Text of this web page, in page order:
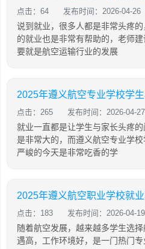
点击：64 发布时间：2026-04-26
说到就业，很多人都是非常头疼
的就业也是非常有帮助的，老师
要就是航空运输行业的发展
2025年遵义航空专业学校学
点击：265 发布时间：2026-04-27
就业一直都是让学生与家长头疼
是非常大的，而遵义航空专业学
严峻的今天是非常吃香的学
2025年遵义航空职业学校就
点击：183 发布时间：2026-04-19
随着航空发展，越来越多学生选
遇高，工作环境好，是一门热门